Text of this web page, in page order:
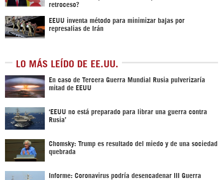
retroceso?
EEUU inventa método para minimizar bajas por
represalias de Irán
LO MÁS LEÍDO DE EE.UU.
En caso de Tercera Guerra Mundial Rusia pulverizaría
mitad de EEUU
‘EEUU no está preparado para librar una guerra contra
Rusia’
Chomsky: Trump es resultado del miedo y de una sociedad
quebrada
Informe: Coronavirus podría desencadenar III Guerra